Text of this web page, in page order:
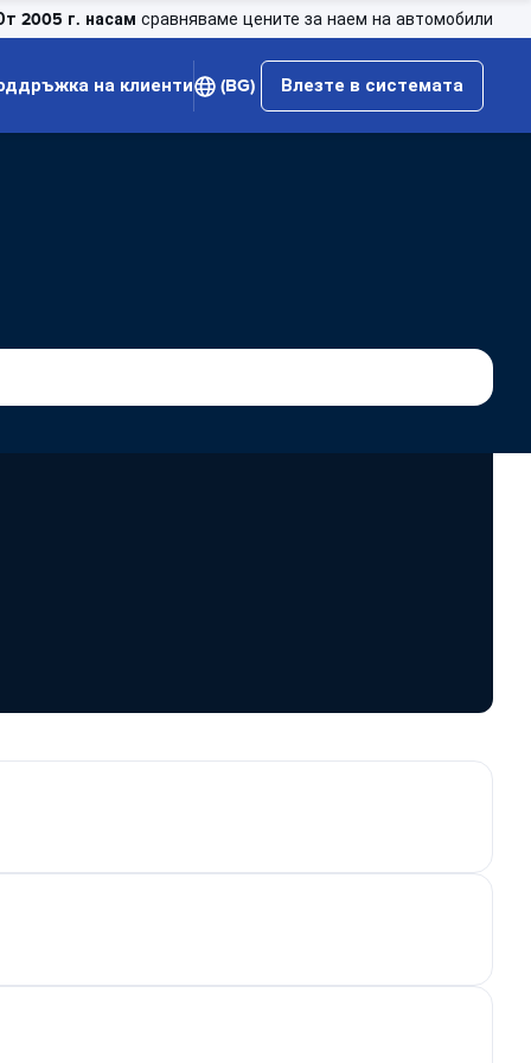
2005 г. насам сравняваме цените за наем на автомобили
на клиенти (BG) Влезте в системата